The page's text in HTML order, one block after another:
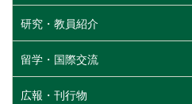
研究・教員紹介
留学・国際交流
広報・刊行物